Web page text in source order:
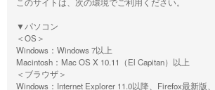
このサイトは、次の環境でご利用ください。
▼パソコン
＜OS＞
Windows：Windows 7以上
Macintosh：Mac OS X 10.11（El Capitan）以上
＜ブラウザ＞
Windows：Internet Explorer 11.0以降、Firefox最新版